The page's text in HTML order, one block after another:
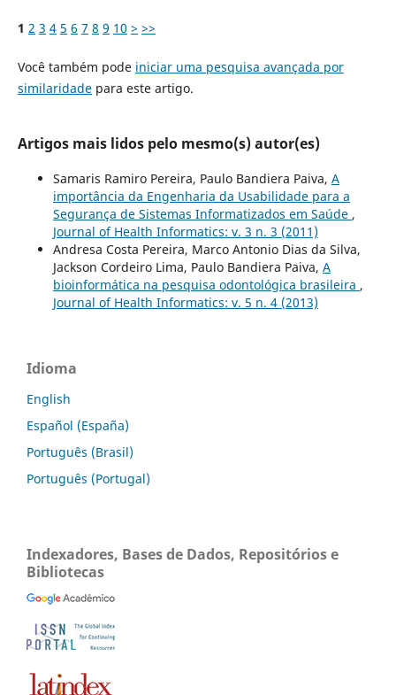
1 2 3 4 5 6 7 8 9 10 > >>
Você também pode iniciar uma pesquisa avançada por
similaridadepara este artigo.
Artigos mais lidos pelo mesmo(s) autor(es)
Samaris Ramiro Pereira, Paulo Bandiera Paiva, A
importância da Engenharia da Usabilidade para a
Segurança de Sistemas Informatizados em Saúde ,
Journal of Health Informatics: v. 3 n. 3 (2011)
Andresa Costa Pereira, Marco Antonio Dias da Silva,
Jackson Cordeiro Lima, Paulo Bandiera Paiva, A
bioinformática na pesquisa odontológica brasileira ,
Journal of Health Informatics: v. 5 n. 4 (2013)
Idioma
English
Español (España)
Português (Brasil)
Português (Portugal)
Indexadores, Bases de Dados, Repositórios e
Bibliotecas